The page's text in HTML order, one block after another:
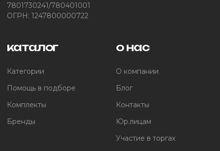
7801730241/780401001
ОГРН: 1247800000722
каталог
Категории
Помощь в подборе
Комплекты
Бренды
о нас
О компании
Блог
Контакты
Юр.лицам
Участие в торгах